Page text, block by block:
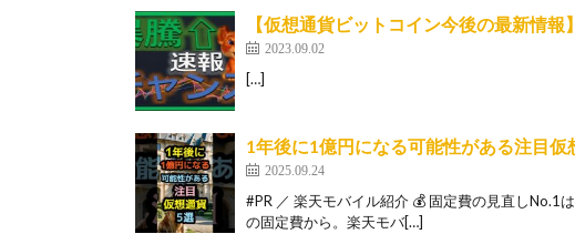
【仮想通貨ビットコイン今後の最新情
2023.09.02
[…]
1年後に1億円になる可能性がある注目仮
2025.09.24
#PR ／ 楽天モバイル紹介 💰 固定費の見直しNo.1
の固定費から。楽天モバ[…]